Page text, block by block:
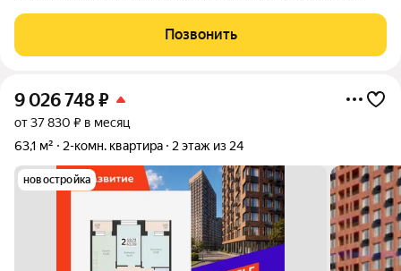
Просторные комнаты. Квартира светлая, на две стороны, с
окнами во двор. 2 балкона
Позвонить
9 026 748₽
от 37 830 ₽ в месяц
63,1 м²
2-комн. квартира 2 этаж из 24
новостройка